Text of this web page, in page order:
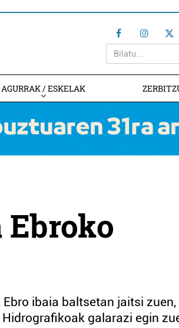
AGURRAK / ESKELAK
ibaia baltsetan jaitsi zuen,
galarazi egin